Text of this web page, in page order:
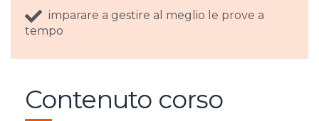
imparare a gestire al meglio le prove a
tempo
Contenuto corso